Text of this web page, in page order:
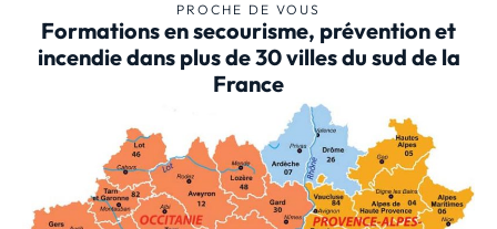
PROCHE DE VOUS
Formations en secourisme, prévention et
incendie dans plus de 30 villes du sud de la
France